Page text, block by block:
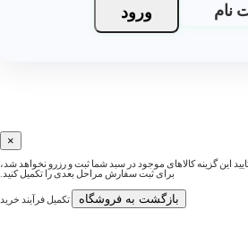
کالاهای موجود در سبد شما ثبت و رزرو نخواهد شد،
برای ثبت سفارش مراحل بعدی را تکمیل کنید.
بازگشت به فروشگاه تکمیل فرآیند خرید